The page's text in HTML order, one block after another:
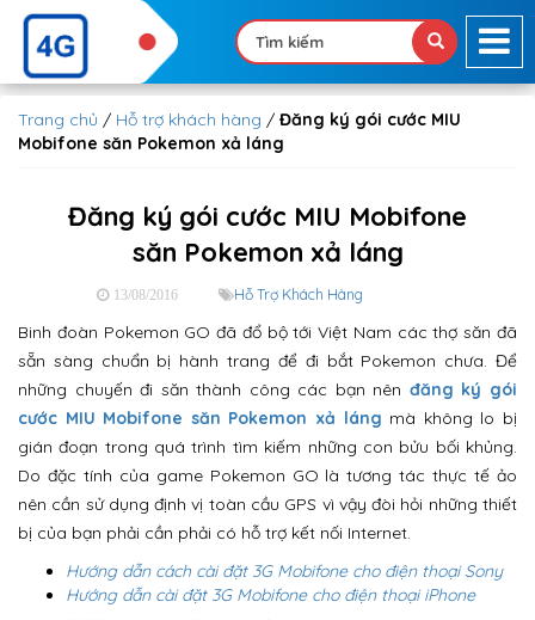
Trang chủ / Hỗ trợ khách hàng / Đăng ký gói cước MIU
Mobifone săn Pokemon xả láng
Đăng ký gói cước MIU Mobifone
săn Pokemon xả láng
13/08/2016 Hỗ Trợ Khách Hàng
Binh đoàn Pokemon GO đã đổ bộ tới Việt Nam các thợ săn đã
sẵn sàng chuẩn bị hành trang để đi bắt Pokemon chưa. Để
những chuyến đi săn thành công các bạn nên đăng ký gói
cước MIU Mobifone săn Pokemon xả láng mà không lo bị
gián đoạn trong quá trình tìm kiếm những con bửu bối khủng.
Do đặc tính của game Pokemon GO là tương tác thực tế ảo
nên cần sử dụng định vị toàn cầu GPS vì vậy đòi hỏi những thiết
bị của bạn phải cần phải có hỗ trợ kết nối Internet.
Hướng dẫn cách cài đặt 3G Mobifone cho điện thoại Sony
Hướng dẫn cài đặt 3G Mobifone cho điện thoại iPhone